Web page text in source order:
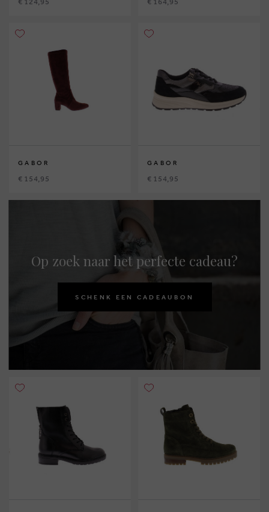
GABOR
€ 154,95
GABOR
€ 154,95
Op zoek naar het perfecte cadeau?
SCHENK EEN CADEAUBON